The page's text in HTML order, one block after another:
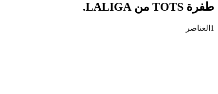
طفرة TOTS من LALIGA.
1 العناصر